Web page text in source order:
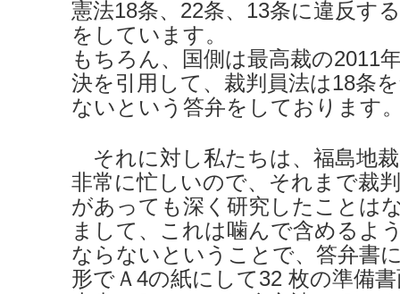
憲法18条、22条、13条に違反す
をしています。
もちろん、国側は最高裁の2011
決を引用して、裁判員法は18条
ないという答弁をしております
それに対し私たちは、福島地
非常に忙しいので、それまで裁
があっても深く研究したことは
まして、これは噛んで含めるよ
ならないということで、答弁書
形でＡ4の紙にして32 枚の準備